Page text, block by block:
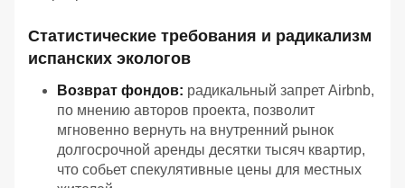
Статистические требования и радикализм
испанских экологов
Возврат фондов: радикальный запрет Airbnb,
по мнению авторов проекта, позволит
мгновенно вернуть на внутренний рынок
долгосрочной аренды десятки тысяч квартир,
что собьет спекулятивные цены для местных